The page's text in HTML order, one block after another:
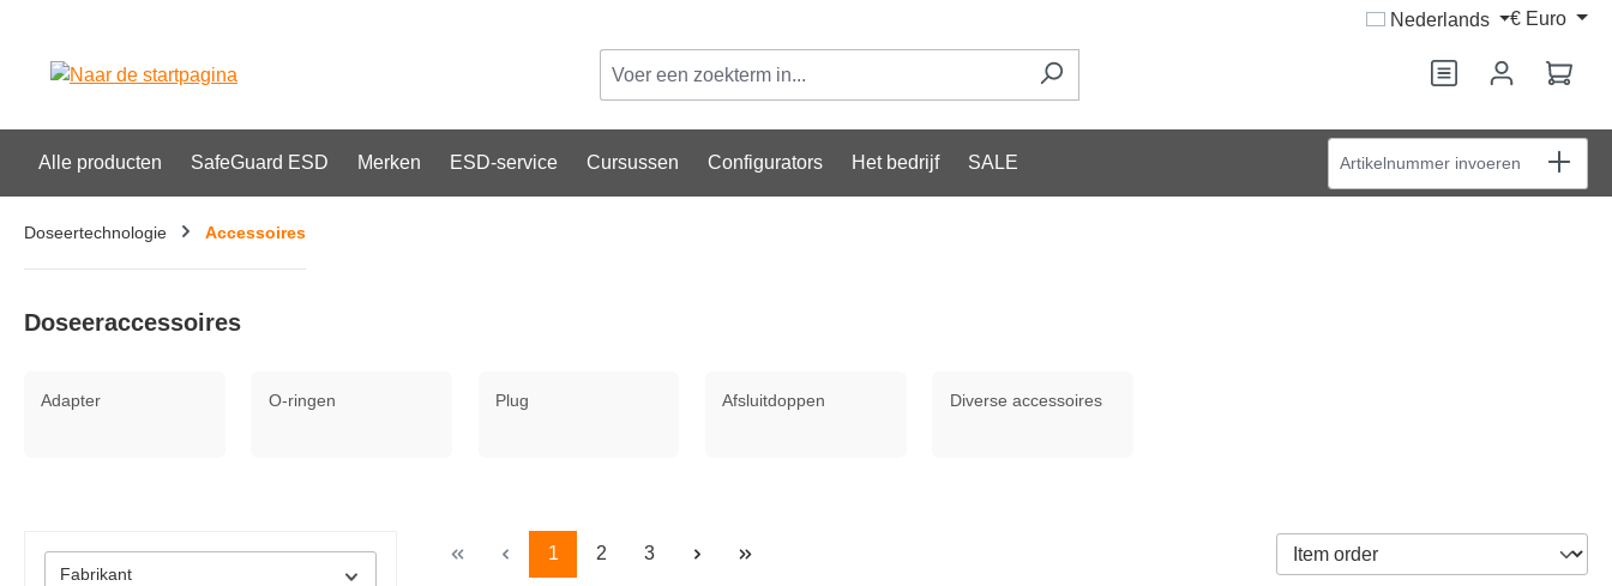
Nederlands € Euro
Alle producten SafeGuard ESD Merken ESD-service Cursussen Configurators Het bedrijf SALE
Doseertechnologie Accessoires
Doseeraccessoires
Adapter O-ringen Plug Afsluitdoppen Diverse accessoires
Fabrikant
Pagina
1 Pagina
2 Pagina
3